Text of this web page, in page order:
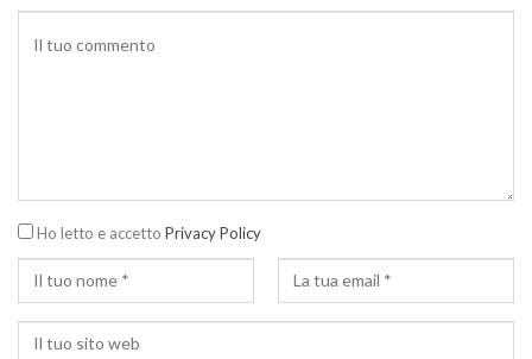
Ho letto e accetto Privacy Policy